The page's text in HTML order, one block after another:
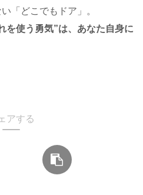
「どこでもドア」。
を使う勇気”は、あなた自身に
アする